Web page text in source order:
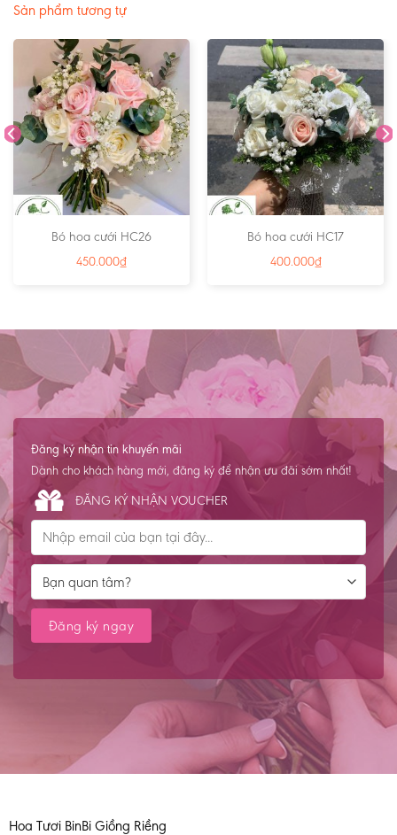
Sản phẩm tương tự
Bó hoa cưới HC26
450.000₫
Bó hoa cưới HC17
400.000₫
Đăng ký nhận tin khuyến mãi
Dành cho khách hàng mới, đăng ký để nhận ưu đãi sớm nhất!
ĐĂNG KÝ NHẬN VOUCHER
Hoa Tươi BinBi Giồng Riềng